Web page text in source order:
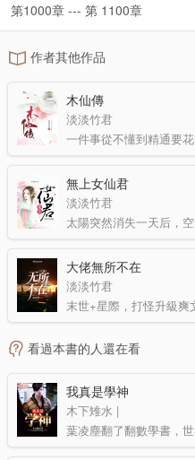
第1000章 --- 第 1100章
作者其他作品
木仙傳
淡淡竹君
無上女仙君
淡淡竹君
大佬無所不在
淡淡竹君
看過本書的人還在看
我真是學神
木下雉水 |